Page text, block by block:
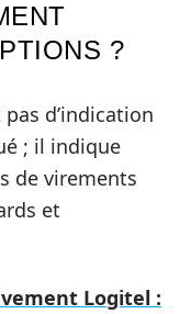
?
d’indication
; il indique
de virements
et
Logitel :